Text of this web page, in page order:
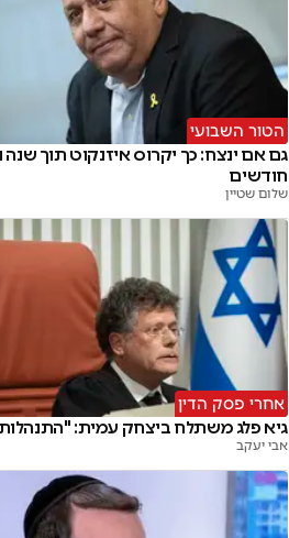
הטור השבועי
גם אם ינצח: כך יקרוס איזנקוט תוך שנה
חודשים
שלום שטיין
אחרי פסק הדין
גיא פלג משתלח ביצחק עמית:
אבי יעקב